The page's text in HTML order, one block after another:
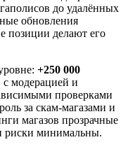
до удалённых
обновления
позиции делают его
+250 000
с модерацией и
проверками
за скам-магазами и
магазов прозрачные
риски минимальны.